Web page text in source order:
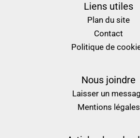
Liens utiles
Plan du site
Contact
Politique de
Nous joindre
Laisser un
Mentions légales